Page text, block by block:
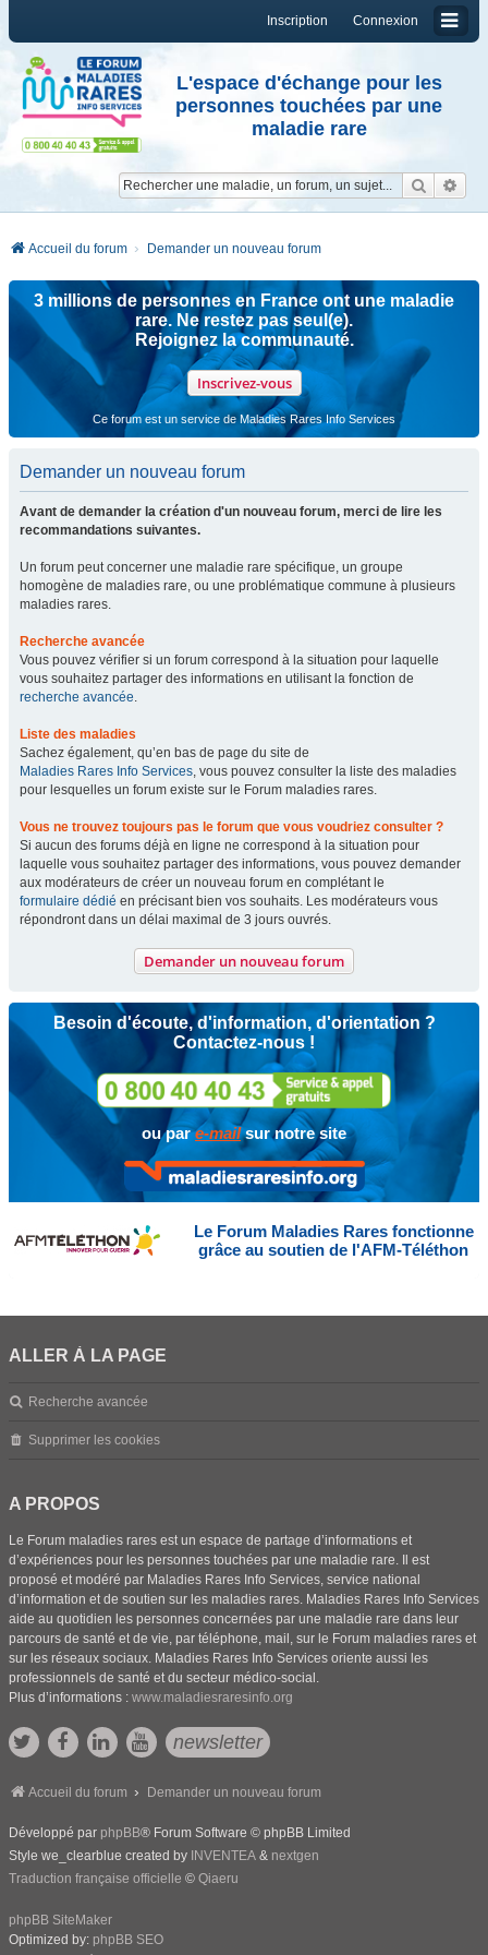
Connexion
Inscription
L'espace d'échange pour les
personnes touchées par une
maladie rare
Accueil du forum Demander un nouveau forum
3 millions de personnes en France ont une maladie
rare. Ne restez pas seul(e).
Rejoignez la communauté.
Inscrivez-vous
Ce forum est un service de Maladies Rares Info Services
Demander un nouveau forum
Avant de demander la création d'un nouveau forum, merci de lire les
recommandations suivantes.
Un forum peut concerner une maladie rare spécifique, un groupe
homogène de maladies rare, ou une problématique commune à plusieurs
maladies rares.
Recherche avancée
Vous pouvez vérifier si un forum correspond à la situation pour laquelle
vous souhaitez partager des informations en utilisant la fonction de
recherche avancée.
Liste des maladies
Sachez également, qu’en bas de page du site de
Maladies Rares Info Services, vous pouvez consulter la liste des maladies
pour lesquelles un forum existe sur le Forum maladies rares.
Vous ne trouvez toujours pas le forum que vous voudriez consulter ?
Si aucun des forums déjà en ligne ne correspond à la situation pour
laquelle vous souhaitez partager des informations, vous pouvez demander
aux modérateurs de créer un nouveau forum en complétant le
formulaire dédié en précisant bien vos souhaits. Les modérateurs vous
répondront dans un délai maximal de 3 jours ouvrés.
Demander un nouveau forum
Besoin d'écoute, d'information, d'orientation ?
Contactez-nous !
ou pare-mailsur notre site
Le Forum Maladies Rares fonctionne
grâce au soutien de l'AFM-Téléthon
ALLER À LA PAGE
Recherche avancée
Supprimer les cookies
A PROPOS
Le Forum maladies rares est un espace de partage d’informations et
d’expériences pour les personnes touchées par une maladie rare. Il est
proposé et modéré par Maladies Rares Info Services, service national
d’information et de soutien sur les maladies rares. Maladies Rares Info Services
aide au quotidien les personnes concernées par une maladie rare dans leur
parcours de santé et de vie, par téléphone, mail, sur le Forum maladies rares et
sur les réseaux sociaux. Maladies Rares Info Services oriente aussi les
professionnels de santé et du secteur médico-social.
Plus d’informations : www.maladiesraresinfo.org
newsletter
Accueil du forum Demander un nouveau forum
Développé par phpBB® Forum Software © phpBB Limited
Style we_clearblue created by INVENTEA & nextgen
Traduction française officielle © Qiaeru
phpBB SiteMaker
Optimized by: phpBB SEO